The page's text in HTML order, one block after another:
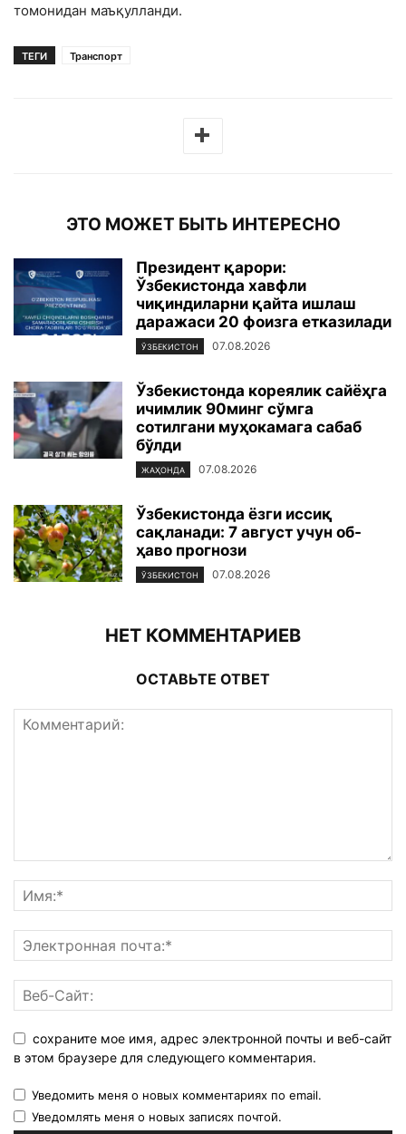
томонидан маъқулланди.
ТЕГИ Транспорт
ЭТО МОЖЕТ БЫТЬ ИНТЕРЕСНО
Президент қарори:
Ўзбекистонда хавфли
чиқиндиларни қайта ишлаш
даражаси 20 фоизга етказилади
ЎЗБЕКИСТОН 07.08.2026
Ўзбекистонда кореялик сайёҳга
ичимлик 90минг сўмга
сотилгани муҳокамага сабаб
бўлди
ЖАҲОНДА 07.08.2026
Ўзбекистонда ёзги иссиқ
сақланади: 7 август учун об-
ҳаво прогнози
ЎЗБЕКИСТОН 07.08.2026
НЕТ КОММЕНТАРИЕВ
ОСТАВЬТЕ ОТВЕТ
сохраните мое имя, адрес электронной почты и веб-сайт
в этом браузере для следующего комментария.
Уведомить меня о новых комментариях по email.
Уведомлять меня о новых записях почтой.